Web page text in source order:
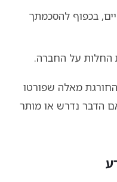
בכפוף להסכמתך
החלות על החברה.
מאלה שפורטו
הדבר נדרש או מותר